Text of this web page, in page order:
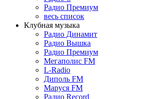
Радио Премиум
весь список
Клубная музыка
Радио Динамит
Радио Вышка
Радио Премиум
Мегаполис FM
L-Radio
Диполь FM
Маруся FM
Радио Record